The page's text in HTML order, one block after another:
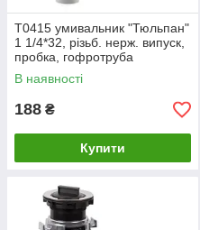
Т0415 умивальник "Тюльпан"
1 1/4*32, різьб. нерж. випуск,
пробка, гофротруба
32*32/40/50{30}
В наявності
188 ₴
Купити